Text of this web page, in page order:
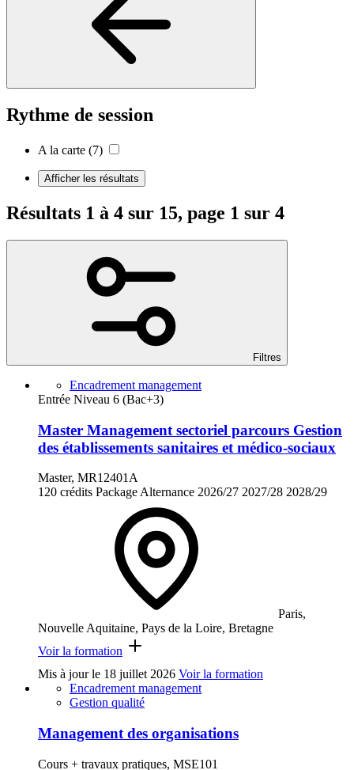
Rythme de session
A la carte (7)
Afficher les résultats
Résultats 1 à 4 sur 15, page 1 sur 4
Filtres
Encadrement management
Entrée Niveau 6 (Bac+3)
Master Management sectoriel parcours Gestion
des établissements sanitaires et médico-sociaux
Master, MR12401A
120 crédits Package Alternance 2026/27 2027/28 2028/29
Paris,
Nouvelle Aquitaine, Pays de la Loire, Bretagne
Voir la formation
Mis à jour le 18 juillet 2026 Voir la formation
Encadrement management
Gestion qualité
Management des organisations
Cours + travaux pratiques, MSE101